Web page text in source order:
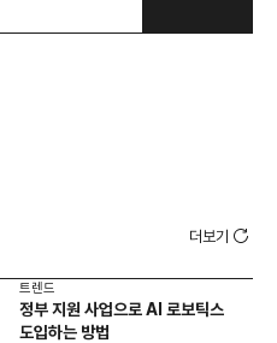
더보기
트렌드
정부 지원 사업으로 AI 로보틱스
도입하는 방법